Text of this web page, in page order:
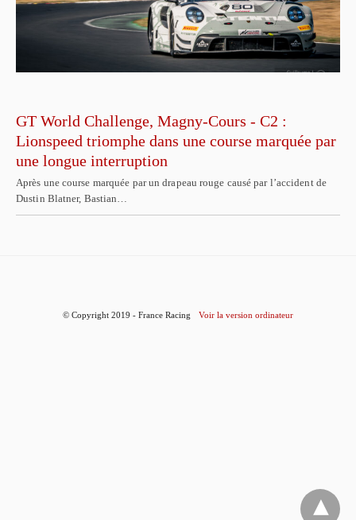
GT World Challenge, Magny-Cours - C2 :
Lionspeed triomphe dans une course marquée par
une longue interruption
Après une course marquée par un drapeau rouge causé par l’accident de
Dustin Blatner, Bastian…
© Copyright 2019 - France Racing Voir la version ordinateur